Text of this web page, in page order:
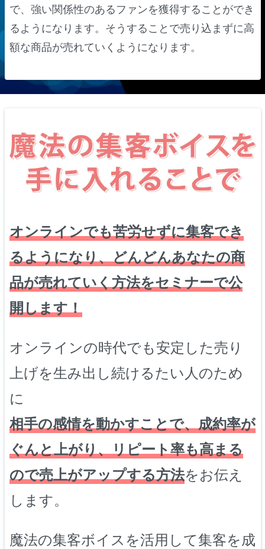
で、強い関係性のあるファンを獲得することができ
るようになります。そうすることで売り込まずに高
額な商品が売れていくようになります。
オンラインでも苦労せずに集客でき
るようになり、どんどんあなたの商
品が売れていく方法をセミナーで公
開します！
オンラインの時代でも安定した売り
上げを生み出し続けるたい人のため
に
相手の感情を動かすことで、成約率が
ぐんと上がり、リピート率も高まる
ので売上がアップする方法をお伝え
します。
魔法の集客ボイスを活用して集客を成